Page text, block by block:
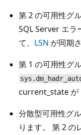
第 2 の可用性グ
SQL Server エラ
て、 LSN が同期
第 1 の可用性グ
current_state が
分散型可用性グ
ります。 第 2 の